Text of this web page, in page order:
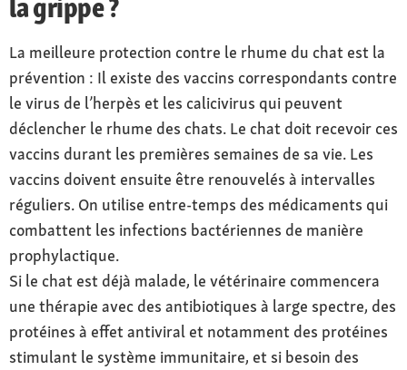
La meilleure protection contre le rhume du chat est la
prévention : Il existe des vaccins correspondants contre
le virus de l’herpès et les calicivirus qui peuvent
déclencher le rhume des chats. Le chat doit recevoir ces
vaccins durant les premières semaines de sa vie. Les
vaccins doivent ensuite être renouvelés à intervalles
réguliers. On utilise entre-temps des médicaments qui
combattent les infections bactériennes de manière
prophylactique.
Si le chat est déjà malade, le vétérinaire commencera
une thérapie avec des antibiotiques à large spectre, des
protéines à effet antiviral et notamment des protéines
stimulant le système immunitaire, et si besoin des